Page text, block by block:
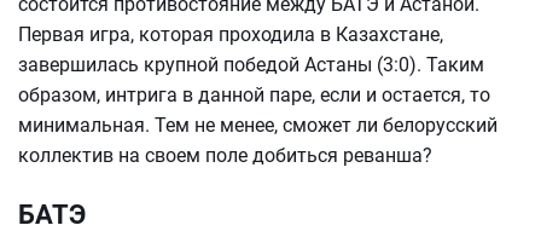
Первая игра, которая проходила в Казахстане,
завершилась крупной победой Астаны (3:0). Таким
образом, интрига в данной паре, если и остается, то
минимальная. Тем не менее, сможет ли белорусский
коллектив на своем поле добиться реванша?
БАТЭ